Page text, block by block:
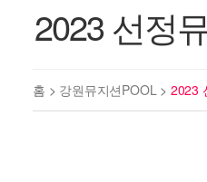
2023 선정
홈 > 강원뮤지션POOL > 2023